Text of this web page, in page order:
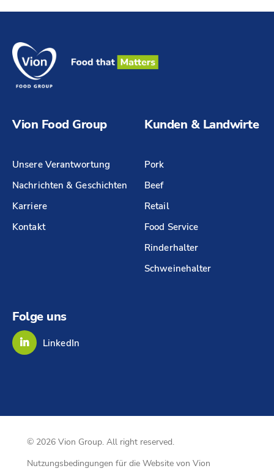
Vion Food Group
Unsere Verantwortung
Nachrichten & Geschichten
Karriere
Kontakt
Kunden & Landwirte
Pork
Beef
Retail
Food Service
Rinderhalter
Schweinehalter
Folge uns
LinkedIn
© 2026 Vion Group. All right reserved.
Nutzungsbedingungen für die Website von Vion